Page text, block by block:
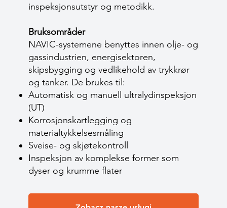
inspeksjonsutstyr og metodikk.
Bruksområder
NAVIC-systemene benyttes innen olje- og
gassindustrien, energisektoren,
skipsbygging og vedlikehold av trykkrør
og tanker. De brukes til:
Automatisk og manuell ultralydinspeksjon
(UT)
Korrosjonskartlegging og
materialtykkelsesmåling
Sveise- og skjøtekontroll
Inspeksjon av komplekse former som
dyser og krumme flater